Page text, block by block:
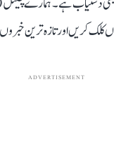
کلک کریں اور تازہ ترین
ADVERTISEMENT